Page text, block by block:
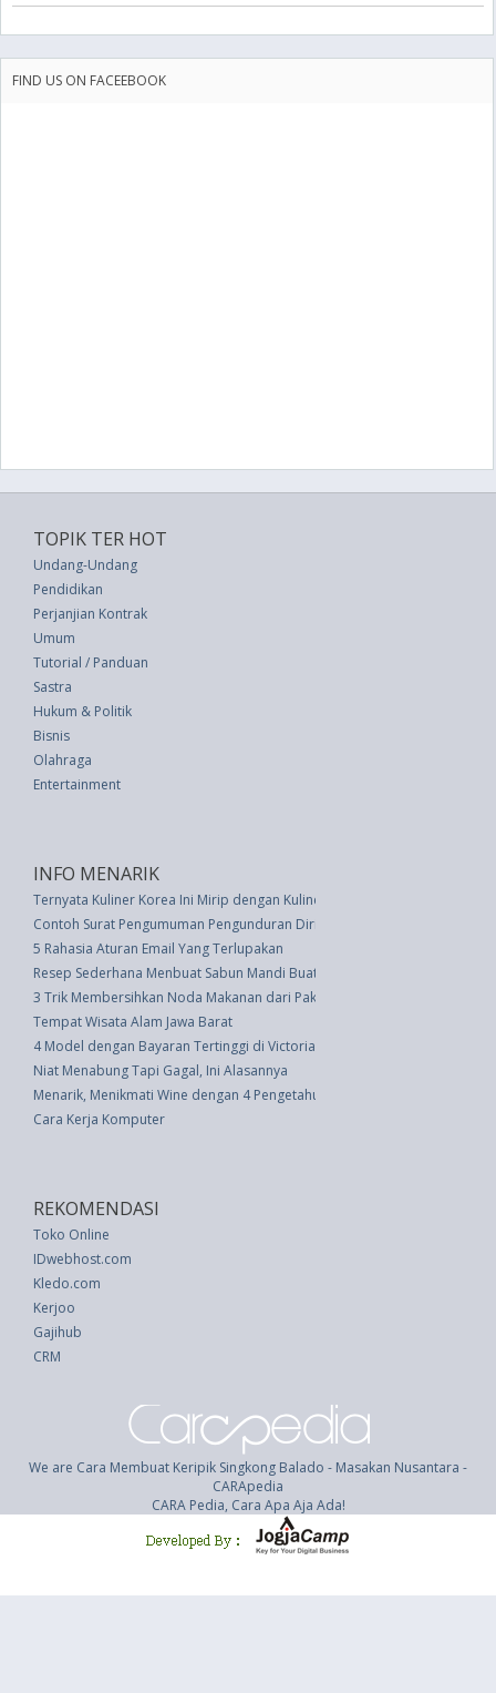
FIND US ON FACEEBOOK
TOPIK TER HOT
Undang-Undang
Pendidikan
Perjanjian Kontrak
Umum
Tutorial / Panduan
Sastra
Hukum & Politik
Bisnis
Olahraga
Entertainment
INFO MENARIK
Ternyata Kuliner Korea Ini Mirip dengan Kuliner Indonesia
Contoh Surat Pengumuman Pengunduran Diri Partner Perusahaan
5 Rahasia Aturan Email Yang Terlupakan
Resep Sederhana Menbuat Sabun Mandi Buatan Sendiri DIY
3 Trik Membersihkan Noda Makanan dari Pakaian dengan Mudah
Tempat Wisata Alam Jawa Barat
4 Model dengan Bayaran Tertinggi di Victoria's Secret Shanghai Fashion
Niat Menabung Tapi Gagal, Ini Alasannya
Menarik, Menikmati Wine dengan 4 Pengetahuan Ini
Cara Kerja Komputer
REKOMENDASI
Toko Online
IDwebhost.com
Kledo.com
Kerjoo
Gajihub
CRM
We are Cara Membuat Keripik Singkong Balado - Masakan Nusantara -
CARApedia
CARA Pedia, Cara Apa Aja Ada!